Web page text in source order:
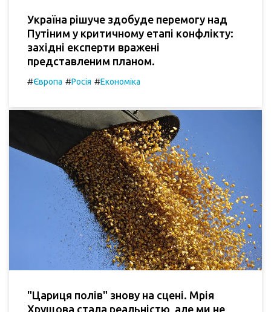
Україна рішуче здобуде перемогу над
Путіним у критичному етапі конфлікту:
західні експерти вражені
представленим планом.
#Європа #Росія #Економіка
"Цариця полів" знову на сцені. Мрія
Хрущова стала реальністю, але ми не